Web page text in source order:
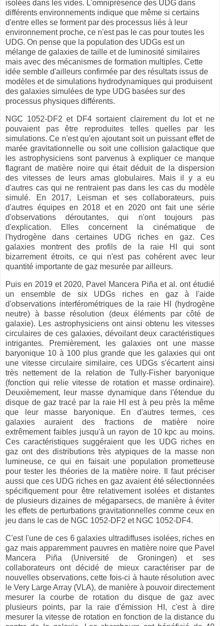
isolées dans les vides. L'omniprésence des UDG dans
différents environnements indique que même si certains
d'entre elles se forment par des processus liés à leur
environnement proche, ce n'est pas le cas pour toutes les
UDG. On pense que la population des UDGs est un
mélange de galaxies de taille et de luminosité similaires
mais avec des mécanismes de formation multiples. Cette
idée semble d'ailleurs confirmée par des résultats issus de
modèles et de simulations hydrodynamiques qui produisent
des galaxies simulées de type UDG basées sur des
processus physiques différents.
NGC 1052-DF2 et DF4 sortaient clairement du lot et ne
pouvaient pas être reproduites telles quelles par les
simulations. Ce n'est qu'en ajoutant soit un puissant effet de
marée gravitationnelle ou soit une collision galactique que
les astrophysiciens sont parvenus à expliquer ce manque
flagrant de matière noire qui était déduit de la dispersion
des vitesses de leurs amas globulaires. Mais il y a eu
d'autres cas qui ne rentraient pas dans les cas du modèle
simulé. En 2017, Leisman et ses collaborateurs, puis
d'autres équipes en 2018 et en 2020 ont fait une série
d'observations déroutantes, qui n'ont toujours pas
d'explication. Elles concernent la cinématique de
l'hydrogène dans certaines UDG riches en gaz. Ces
galaxies montrent des profils de la raie HI qui sont
bizarrement étroits, ce qui n'est pas cohérent avec leur
quantité importante de gaz mesurée par ailleurs.
Puis en 2019 et 2020, Pavel Mancera Piña et al. ont étudié
un ensemble de six UDGs riches en gaz à l'aide
d'observations interférométriques de la raie HI (hydrogène
neutre) à basse résolution (deux éléments par côté de
galaxie). Les astrophysiciens ont ainsi obtenu les vitesses
circulaires de ces galaxies, dévoilant deux caractéristiques
intrigantes. Premièrement, les galaxies ont une masse
baryonique 10 à 100 plus grande que les galaxies qui ont
une vitesse circulaire similaire, ces UDGs s'écartent ainsi
très nettement de la relation de Tully-Fisher baryonique
(fonction qui relie vitesse de rotation et masse ordinaire).
Deuxièmement, leur masse dynamique dans l'étendue du
disque de gaz tracé par la raie HI est à peu près la même
que leur masse baryonique. En d'autres termes, ces
galaxies auraient des fractions de matière noire
extrêmement faibles jusqu'à un rayon de 10 kpc au moins.
Ces caractéristiques suggéraient que les UDG riches en
gaz ont des distributions très atypiques de la masse non
lumineuse, ce qui en faisait une population prometteuse
pour tester les théories de la matière noire. Il faut préciser
aussi que ces UDG riches en gaz avaient été sélectionnées
spécifiquement pour être relativement isolées et distantes
de plusieurs dizaines de mégaparsecs, de manière à éviter
les effets de perturbations gravitationnelles comme ceux en
jeu dans le cas de NGC 1052-DF2 et NGC 1052-DF4.
C'est l'une de ces 6 galaxies ultradiffuses isolées, riches en
gaz mais apparemment pauvres en matière noire que Pavel
Mancera Piña (Université de Groningen) et ses
collaborateurs ont décidé de mieux caractériser par de
nouvelles observations, cette fois-ci à haute résolution avec
le Very Large Array (VLA), de manière à pouvoir directement
mesurer la courbe de rotation du disque de gaz avec
plusieurs points, par la raie d'émission HI, c'est à dire
mesurer la vitesse de rotation en fonction de la distance du